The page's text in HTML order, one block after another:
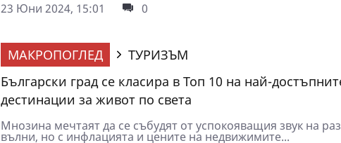
23 Юни 2024, 15:01
0
МАКРОПОГЛЕД
ТУРИЗЪМ
Български град се класира в Топ 10 на най-
дестинации за живот по света
Мнозина мечтаят да се събудят от успокояващия звук на
вълни, но с инфлацията и цените на недвижимите...